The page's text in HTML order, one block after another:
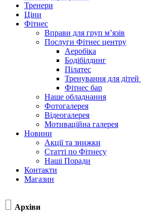
Тренери
Ціни
Фітнес
Вправи для груп м’язів
Послуги Фітнес центру
Аеробіка
Бодібілдинг
Пілатес
Тренування для дітей
Фітнес бар
Наше обладнання
Фотогалерея
Відеогалерея
Мотиваційна галерея
Новини
Акції та знижки
Статті по Фітнесу
Наші Поради
Контакти
Магазин
 Архіви